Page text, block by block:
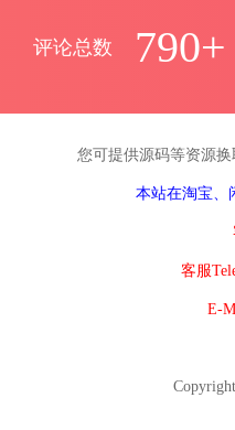
评论总数 790+
您可提供源码等资源换
本站在淘宝、
客服
E-